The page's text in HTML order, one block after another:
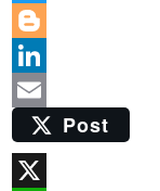
Twitter
Blogger
LinkedIn
Email Post